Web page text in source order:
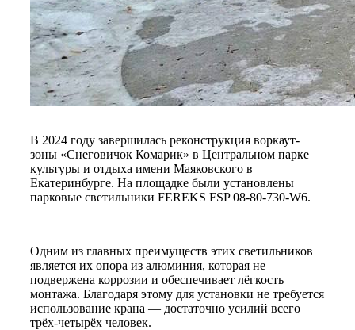
В 2024 году завершилась реконструкция воркаут-
зоны «Снеговичок Комарик» в Центральном парке
культуры и отдыха имени Маяковского в
Екатеринбурге. На площадке были установлены
парковые светильники FEREKS FSP 08-80-730-W6.
Одним из главных преимуществ этих светильников
является их опора из алюминия, которая не
подвержена коррозии и обеспечивает лёгкость
монтажа. Благодаря этому для установки не требуется
использование крана — достаточно усилий всего
трёх-четырёх человек.